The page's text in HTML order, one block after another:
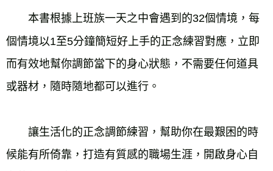
本書根據上班族一天之中會遇到的32個情境，每
個情境以1至5分鐘簡短好上手的正念練習對應，立即
而有效地幫你調節當下的身心狀態，不需要任何道具
或器材，隨時隨地都可以進行。
讓生活化的正念調節練習，幫助你在最艱困的時
候能有所倚靠，打造有質感的職場生涯，開啟身心自